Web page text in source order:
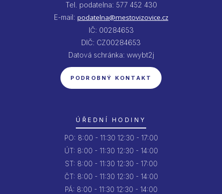
Tel. podatelna: 577 452 430
E-mail: podatelna@mestovizovice.cz
IČ: 00284653
DIČ: CZ00284653
Datová schránka: wwybt2j
PODROBNÝ KONTAKT
ÚŘEDNÍ HODINY
PO: 8:00 - 11:30 12:30 - 17:00
ÚT: 8:00 - 11:30 12:30 - 14:00
ST: 8:00 - 11:30 12:30 - 17:00
ČT: 8:00 - 11:30 12:30 - 14:00
PÁ: 8:00 - 11:30 12:30 - 14:00